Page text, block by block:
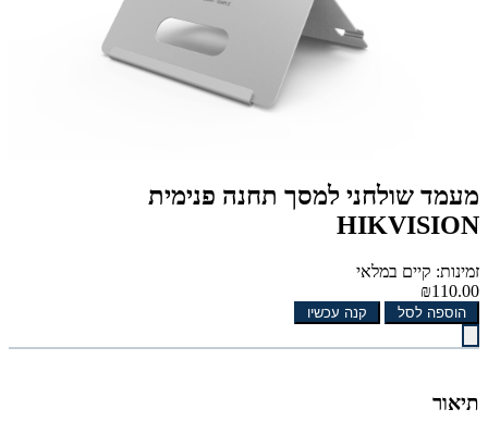
מעמד שולחני למסך תחנה פנימית
HIKVISION
זמינות: קיים במלאי
₪110.00
הוספה לסל קנה עכשיו
תיאור